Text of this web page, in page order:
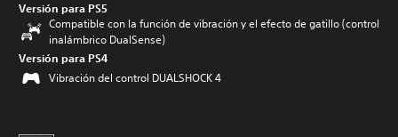
Versión para PS5
Compatible con la función de vibración y el efecto de gatillo (control
inalámbrico DualSense)
Versión para PS4
Vibración del control DUALSHOCK 4